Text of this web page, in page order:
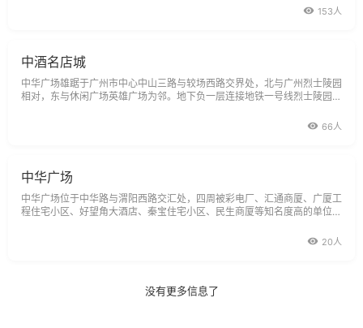
职业女性和soho一族，这一代人历经改革开入之潮流，未经太多物质生活
153人
中酒名店城
中华广场雄踞于广州市中心中山三路与较场西路交界处，北与广州烈士陵园
相对，东与休闲广场英雄广场为邻。地下负一层连接地铁一号线烈士陵园站
66人
中华广场
中华广场位于中华路与渭阳西路交汇处，四周被彩电厂、汇通商厦、广厦工
程住宅小区、好望角大酒店、秦宝住宅小区、民生商厦等知名度高的单位
20人
没有更多信息了